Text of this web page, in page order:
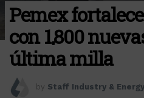
Pemex
con 1,800
última milla
by Staff Industry &